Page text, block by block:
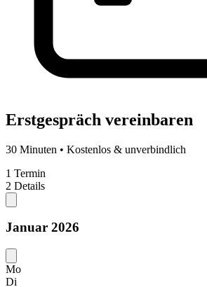
Erstgespräch vereinbaren
30 Minuten • Kostenlos & unverbindlich
1 Termin
2 Details
Januar 2026
Mo
Di